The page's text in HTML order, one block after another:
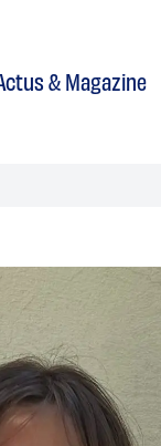
& Magazine